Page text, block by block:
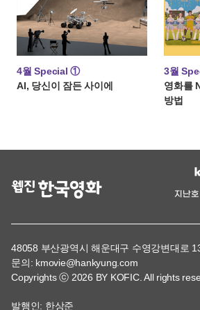
지난호
48058 부산광역시 해운대구 수영강변대로
문의: kmovie@hankyung.com
Copyrights ⓒ 2026 BY KOFIC. All rights
발행인: 한상준